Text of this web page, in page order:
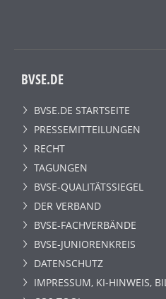
BVSE.DE
BVSE.DE STARTSEITE
PRESSEMITTEILUNGEN
RECHT
TAGUNGEN
BVSE-QUALITÄTSSIEGEL
DER VERBAND
BVSE-FACHVERBÄNDE
BVSE-JUNIORENKREIS
DATENSCHUTZ
IMPRESSUM, KI-HINWEIS,